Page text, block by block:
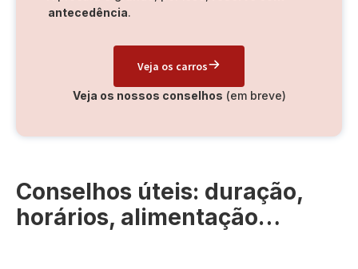
antecedência.
Veja os carros
Veja os nossos conselhos (em breve)
Conselhos úteis: duração,
horários, alimentação…